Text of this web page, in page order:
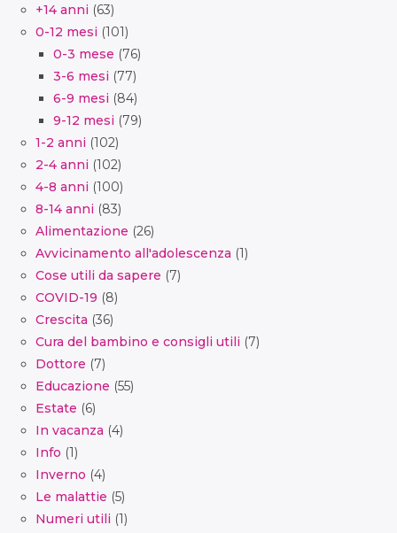
+14 anni (63)
0-12 mesi (101)
0-3 mese (76)
3-6 mesi (77)
6-9 mesi (84)
9-12 mesi (79)
1-2 anni (102)
2-4 anni (102)
4-8 anni (100)
8-14 anni (83)
Alimentazione (26)
Avvicinamento all'adolescenza (1)
Cose utili da sapere (7)
COVID-19 (8)
Crescita (36)
Cura del bambino e consigli utili (7)
Dottore (7)
Educazione (55)
Estate (6)
In vacanza (4)
Info (1)
Inverno (4)
Le malattie (5)
Numeri utili (1)